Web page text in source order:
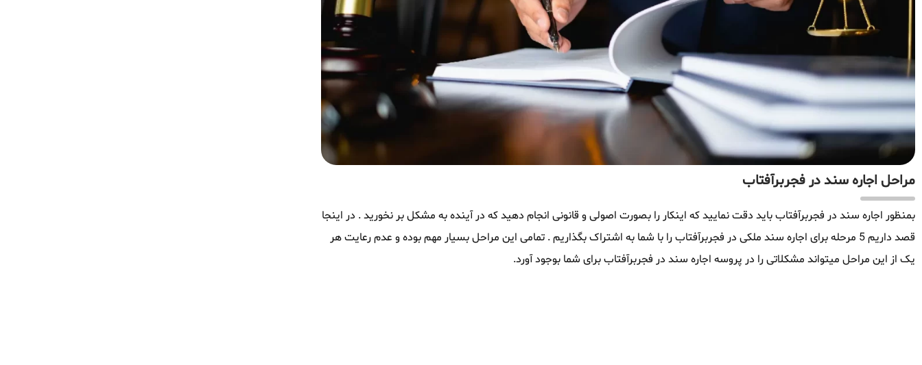
مراحل اجاره سند در فجربرآفتاب
بمنظور اجاره سند در فجربرآفتاب باید دقت نمایید که اینکار را بصورت اصولی و قانونی انجام دهید که در آینده به مشکل بر نخورید . در اینجا
قصد داریم 5 مرحله برای اجاره سند ملکی در فجربرآفتاب را با شما به اشتراک بگذاریم . تمامی این مراحل بسیار مهم بوده و عدم رعایت هر
یک از این مراحل میتواند مشکلاتی را در پروسه اجاره سند در فجربرآفتاب برای شما بوجود آورد.